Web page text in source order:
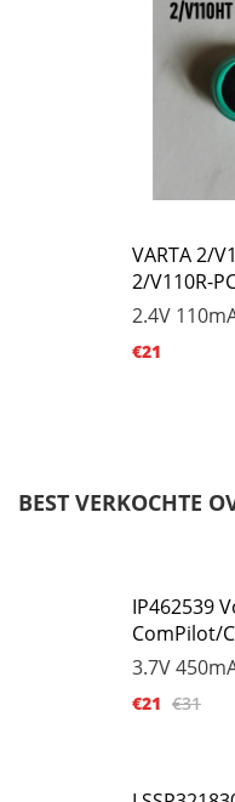
VARTA 2/
2/V110R-
2.4V
€21
BEST VERKOCHTE
IP462539
ComPilot/
3.7V
€21 €31